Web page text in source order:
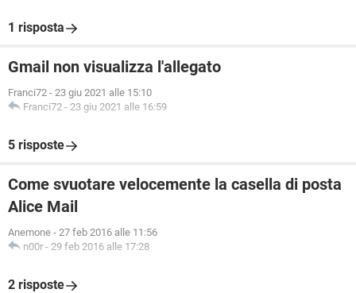
1 risposta
Gmail non visualizza l'allegato
Franci72 - 23 giu 2021 alle 15:10
Franci72 - 23 giu 2021 alle 16:59
5 risposte
Come svuotare velocemente la casella di posta
Alice Mail
Anemone - 27 feb 2016 alle 11:56
n00r - 29 feb 2016 alle 17:28
2 risposte